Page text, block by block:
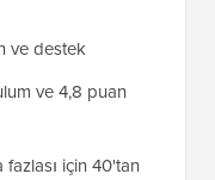
ve destek
ve 4,8 puan
için 40'tan